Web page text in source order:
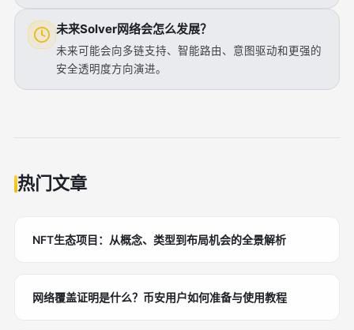
未来Solver网络会怎么发展？
未来可能会向多链支持、智能路由、意图驱动和更强的
安全透明度方向演进。
热门文章
NFT生态项目：从概念、类型到布局机会的全景解析
网络覆盖证明是什么？币安用户如何准备与使用教程